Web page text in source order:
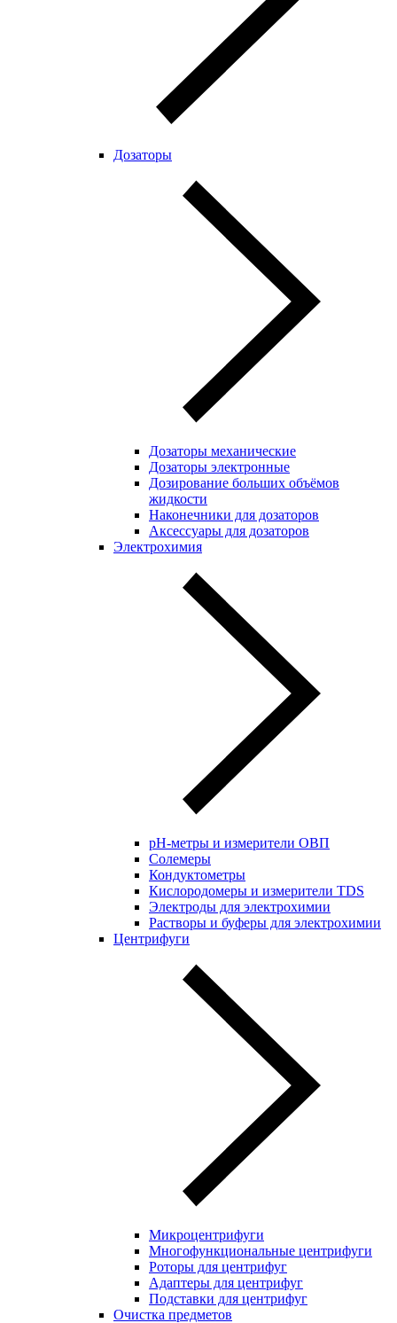
Дозаторы
Дозаторы механические
Дозаторы электронные
Дозирование больших объёмов
жидкости
Наконечники для дозаторов
Аксессуары для дозаторов
Электрохимия
pH-метры и измерители ОВП
Солемеры
Кондуктометры
Кислородомеры и измерители TDS
Электроды для электрохимии
Растворы и буферы для электрохимии
Центрифуги
Микроцентрифуги
Многофункциональные центрифуги
Роторы для центрифуг
Адаптеры для центрифуг
Подставки для центрифуг
Очистка предметов